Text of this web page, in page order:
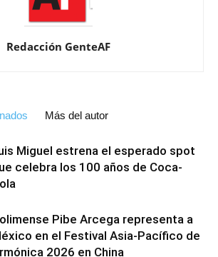
Redacción GenteAF
Más del autor
Miguel estrena el esperado spot
celebra los 100 años de Coca-
Pibe Arcega representa a
en el Festival Asia-Pacífico de
2026 en China